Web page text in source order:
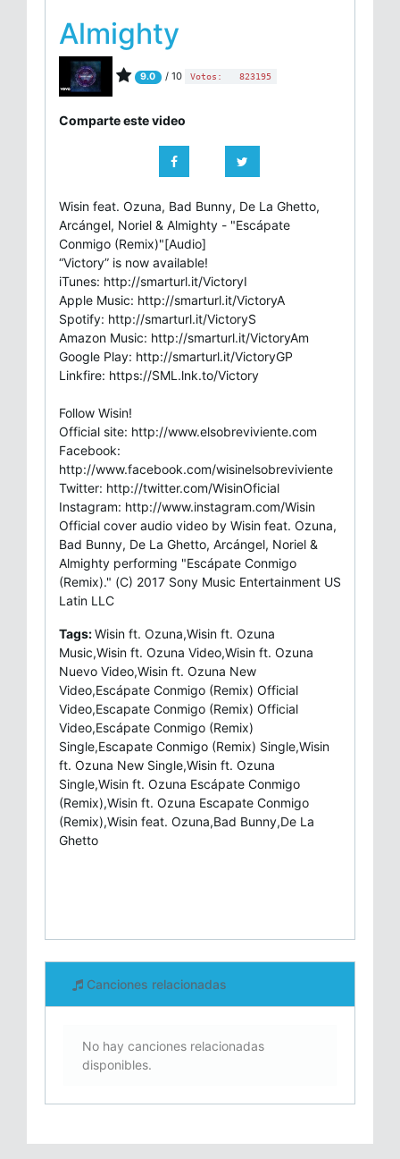
Almighty
9.0 / 10 Votos: 823195
Comparte este video
Wisin feat. Ozuna, Bad Bunny, De La Ghetto,
Arcángel, Noriel & Almighty - "Escápate
Conmigo (Remix)"[Audio]
“Victory” is now available!
iTunes: http://smarturl.it/VictoryI
Apple Music: http://smarturl.it/VictoryA
Spotify: http://smarturl.it/VictoryS
Amazon Music: http://smarturl.it/VictoryAm
Google Play: http://smarturl.it/VictoryGP
Linkfire: https://SML.lnk.to/Victory
Follow Wisin!
Official site: http://www.elsobreviviente.com
Facebook:
http://www.facebook.com/wisinelsobreviviente
Twitter: http://twitter.com/WisinOficial
Instagram: http://www.instagram.com/Wisin
Official cover audio video by Wisin feat. Ozuna,
Bad Bunny, De La Ghetto, Arcángel, Noriel &
Almighty performing "Escápate Conmigo
(Remix)." (C) 2017 Sony Music Entertainment US
Latin LLC
Tags:Wisin ft. Ozuna,Wisin ft. Ozuna
Music,Wisin ft. Ozuna Video,Wisin ft. Ozuna
Nuevo Video,Wisin ft. Ozuna New
Video,Escápate Conmigo (Remix) Official
Video,Escapate Conmigo (Remix) Official
Video,Escápate Conmigo (Remix)
Single,Escapate Conmigo (Remix) Single,Wisin
ft. Ozuna New Single,Wisin ft. Ozuna
Single,Wisin ft. Ozuna Escápate Conmigo
(Remix),Wisin ft. Ozuna Escapate Conmigo
(Remix),Wisin feat. Ozuna,Bad Bunny,De La
Ghetto
Canciones relacionadas
No hay canciones relacionadas
disponibles.